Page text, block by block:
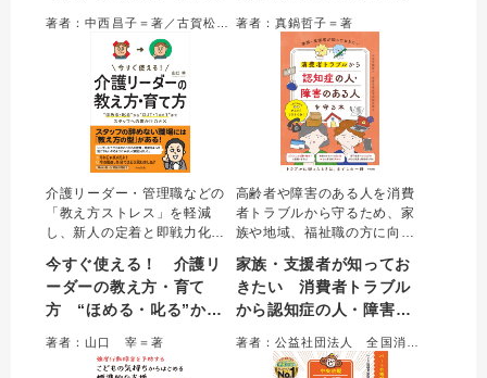
さ。あなたの「保育のまなざ
し」をアップデートする。
著者：真鍋哲子＝著
介護リーダー・管理職などの
「教え方ストレス」を軽減
し、新人の定着と即戦力化を
ガイド。心理学と教育理論に
もとづいた具体的な「教え方
の型」を提示し、指導者が
る、明日から使えるノウハウ
を網羅した一冊。
今すぐ使える！ 介護リ
ーダーの教え方・育て
方 “ほめる・叱る”か
ら“ＯＪＴ・１ｏｎ１”ま
でスタッフへの声かけ〇
著者：山口 宰＝著
高齢者や障害のある人を消費
者トラブルから守るため、家
族や地域、福祉職の方に向け
ンへの「気づき」や、心に寄
り添う「声かけ」、専門機関
への「つなぎ」かたを、具体
く解説した。
家族・支援者が知ってお
きたい 消費者トラブル
から認知症の人・障害の